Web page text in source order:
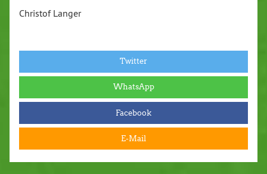
Christof Langer
Twitter
WhatsApp
Facebook
E-Mail